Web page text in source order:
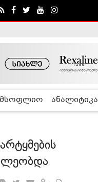
მსოფლიო ანალიტიკა